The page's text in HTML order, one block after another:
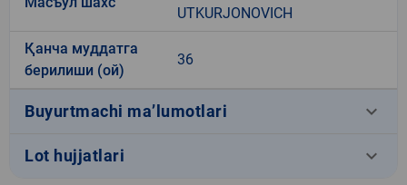
UTKURJONOVICH
Қанча муддатга
берилиши (ой)
36
Buyurtmachi ma’lumotlari keyboard_arrow_down
Lot hujjatlari keyboard_arrow_down